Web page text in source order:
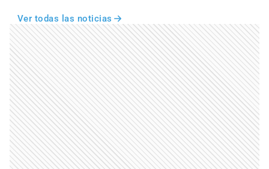
Ver todas las noticias